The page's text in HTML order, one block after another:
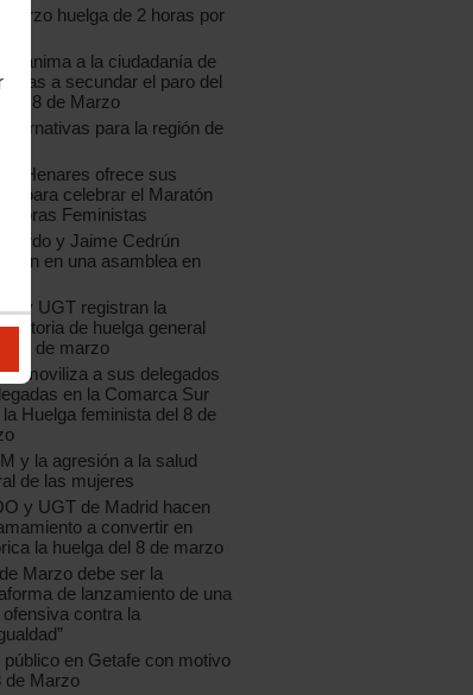
marzo huelga de 2 horas por
anima a la ciudadanía de
a secundar el paro del
8 de Marzo
alternativas para la región de
Henares ofrece sus
para celebrar el Maratón
Feministas
Sordo y Jaime Cedrún
en una asamblea en
y UGT registran la
de huelga general
el 8 de marzo
moviliza a sus delegados
en la Comarca Sur
la Huelga feminista del 8 de
y la agresión a la salud
de las mujeres
y UGT de Madrid hacen
a convertir en
la huelga del 8 de marzo
Marzo debe ser la
de lanzamiento de una
ofensiva contra la
público en Getafe con motivo
de Marzo